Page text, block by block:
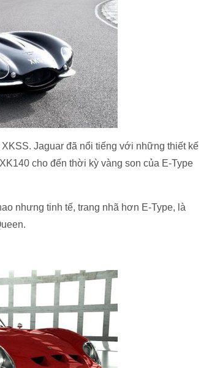
Jaguar đã nổi tiếng với những thiết kế
cho đến thời kỳ vàng son của E-Type
nhưng tinh tế, trang nhã hơn E-Type, là